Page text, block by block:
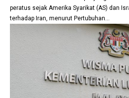
peratus sejak Amerika Syarikat (AS) dan
terhadap Iran, menurut Pertubuhan...